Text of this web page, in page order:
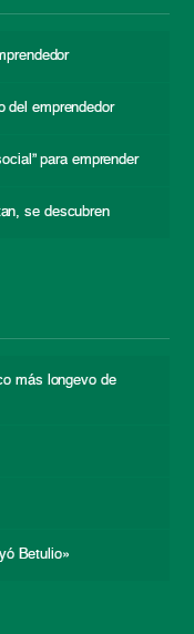
del emprendedor
para emprender
se descubren
más longevo de
Betulio»